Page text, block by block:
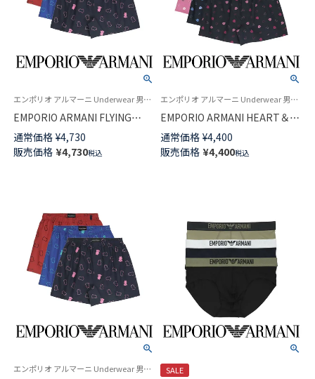
エンポリオ アルマーニ Underwear 男性 メンズ 下着 パンツ ブランド
EMPORIO ARMANI FLYING
BEAR マンガベア コットン ウー
ブン トランクス 【LL】 前開き 日
本サイズ メンズ 54251003
通常価格 ¥4,730
販売価格 ¥4,730税込
エンポリオ アルマーニ Underwear 男性 メンズ 下着 パンツ ブランド
EMPORIO ARMANI HEART＆
BEAR マンガベア コットン ウー
ブン トランクス 【M/L】 前開き
日本サイズ メンズ 54250004
通常価格 ¥4,400
販売価格 ¥4,400税込
エンポリオ アルマーニ Underwear 男性 メンズ 下着 パンツ ブランド
SALE